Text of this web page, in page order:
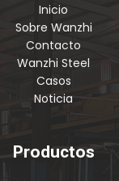
Inicio
Sobre Wanzhi
Contacto
Wanzhi Steel
Casos
Noticia
Productos